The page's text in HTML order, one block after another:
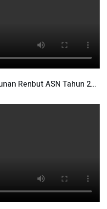
Renbut ASN Tahun 2…